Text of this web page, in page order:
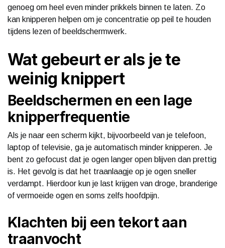
genoeg om heel even minder prikkels binnen te laten. Zo
kan knipperen helpen om je concentratie op peil te houden
tijdens lezen of beeldschermwerk.
Wat gebeurt er als je te
weinig knippert
Beeldschermen en een lage
knipperfrequentie
Als je naar een scherm kijkt, bijvoorbeeld van je telefoon,
laptop of televisie, ga je automatisch minder knipperen. Je
bent zo gefocust dat je ogen langer open blijven dan prettig
is. Het gevolg is dat het traanlaagje op je ogen sneller
verdampt. Hierdoor kun je last krijgen van droge, branderige
of vermoeide ogen en soms zelfs hoofdpijn.
Klachten bij een tekort aan
traanvocht